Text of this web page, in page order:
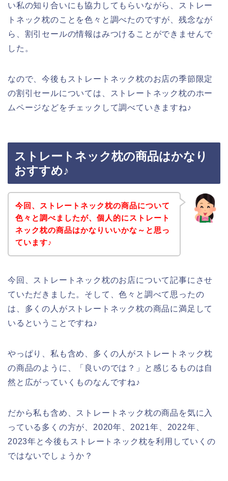
い私の知り合いにも協力してもらいながら、ストレー
トネック枕のことを色々と調べたのですが、残念なが
ら、割引セールの情報はみつけることができませんで
した。
なので、今後もストレートネック枕のお店の季節限定
の割引セールについては、ストレートネック枕のホー
ムページなどをチェックして調べていきますね♪
ストレートネック枕の商品はかなり
おすすめ♪
今回、ストレートネック枕の商品について
色々と調べましたが、個人的にストレート
ネック枕の商品はかなりいいかな～と思っ
ています♪
今回、ストレートネック枕のお店について記事にさせ
ていただきました。そして、色々と調べて思ったの
は、多くの人がストレートネック枕の商品に満足して
いるということですね♪
やっぱり、私も含め、多くの人がストレートネック枕
の商品のように、「良いのでは？」と感じるものは自
然と広がっていくものなんですね♪
だから私も含め、ストレートネック枕の商品を気に入
っている多くの方が、2020年、2021年、2022年、
2023年と今後もストレートネック枕を利用していくの
ではないでしょうか？